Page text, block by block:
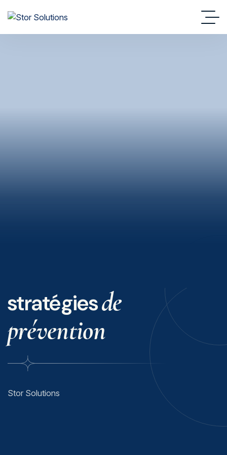
stratégiesde
prévention
Stor Solutions